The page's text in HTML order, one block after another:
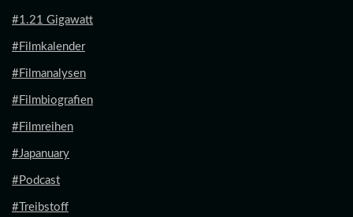
#1.21 Gigawatt
#Filmkalender
#Filmanalysen
#Filmbiografien
#Filmreihen
#Japanuary
#Podcast
#Treibstoff